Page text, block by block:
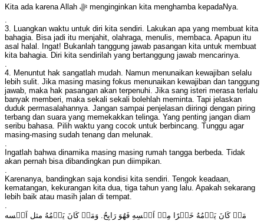
Kita ada karena Allah ﷻ menginginkan kita menghamba kepadaNya.
.
3. Luangkan waktu untuk diri kita sendiri. Lakukan apa yang membuat kita
bahagia. Bisa jadi itu menjahit, olahraga, menulis, membaca. Apapun itu
asal halal. Ingat! Bukanlah tanggung jawab pasangan kita untuk membuat
kita bahagia. Diri kita sendirilah yang bertanggung jawab mencarinya.
.
4. Menuntut hak sangatlah mudah. Namun menunaikan kewajiban selalu
lebih sulit. Jika masing masing fokus menunaikan kewajiban dan tanggung
jawab, maka hak pasangan akan terpenuhi. Jika sang isteri merasa terlalu
banyak memberi, maka sekali sekali bolehlah meminta. Tapi jelaskan
duduk permasalahannya. Jangan sampai penjelasan diiringi dengan piring
terbang dan suara yang memekakkan telinga. Yang penting jangan diam
seribu bahasa. Pilih waktu yang cocok untuk berbincang. Tunggu agar
masing-masing sudah tenang dan melunak.
.
Ingatlah bahwa dinamika masing masing rumah tangga berbeda. Tidak
akan pernah bisa dibandingkan pun diimpikan.
.
Karenanya, bandingkan saja kondisi kita sendiri. Tengok keadaan,
kematangan, kekurangan kita dua, tiga tahun yang lalu. Apakah sekarang
lebih baik atau masih jalan di tempat.
.